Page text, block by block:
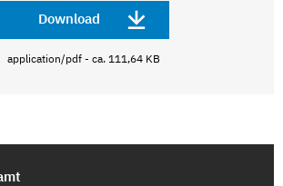
Download
application/pdf - ca. 111,64 KB